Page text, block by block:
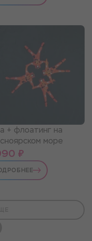
+ флоатинг на
море
₽